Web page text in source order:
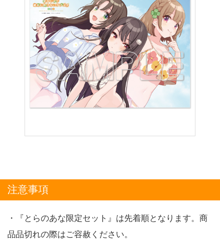
注意事項
・『とらのあな限定セット』は先着順となります。商
品品切れの際はご容赦ください。